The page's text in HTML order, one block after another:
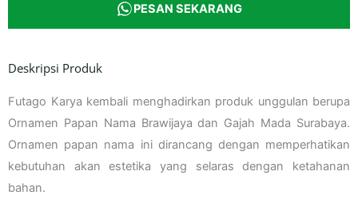
PESAN SEKARANG
Deskripsi Produk
Futago Karya kembali menghadirkan produk unggulan berupa
Ornamen Papan Nama Brawijaya dan Gajah Mada Surabaya.
Ornamen papan nama ini dirancang dengan memperhatikan
kebutuhan akan estetika yang selaras dengan ketahanan
bahan.